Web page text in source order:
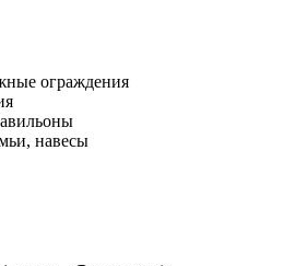
ограждения
навесы